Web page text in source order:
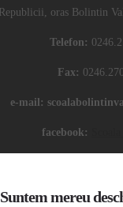
Republicii, oras Bolintin
Telefon:
Fax:
e-mail:
facebook:
Suntem mereu